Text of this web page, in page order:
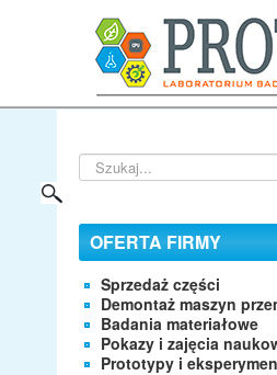
Szukaj...
OFERTA FIRMY
Sprzedaż części
Demontaż maszyn
Badania materiałowe
Pokazy i zajęcia
Prototypy i